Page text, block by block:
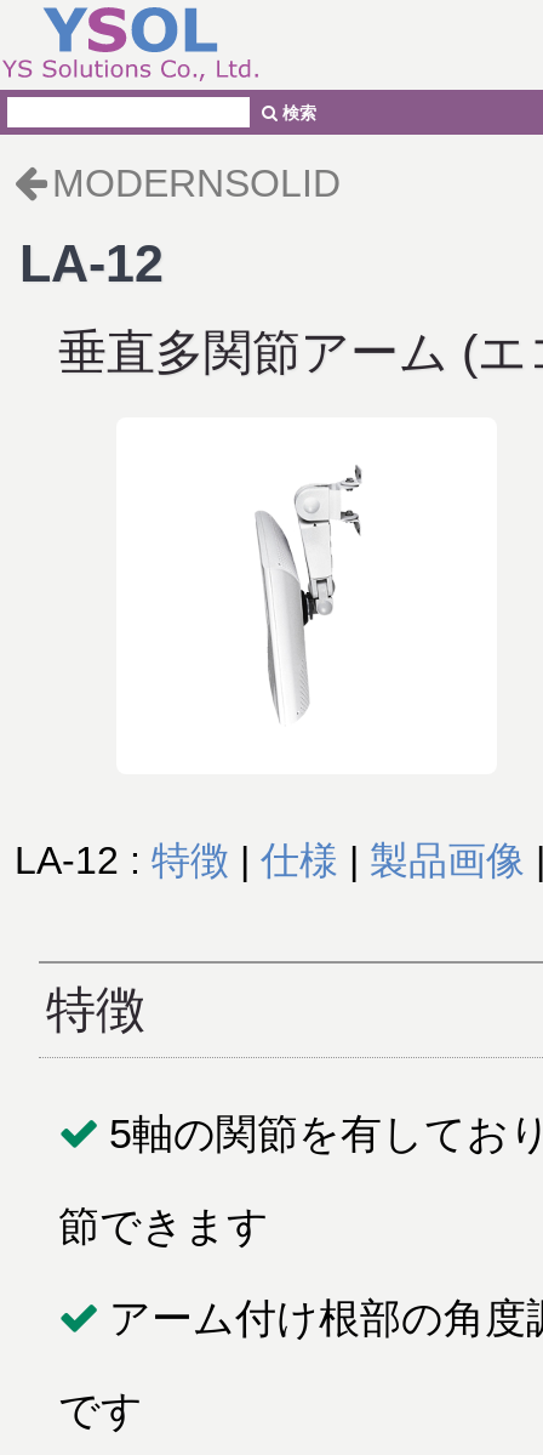
MODERNSOLID
LA-12
垂直多関節アーム (
LA-12 : 特徴 | 仕様 | 製品画像
特徴
5軸の関節を有してお
節できます
アーム付け根部の角
です
検索